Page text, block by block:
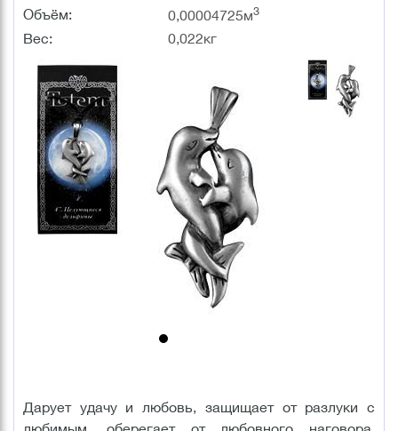
Объём:
0,00004725м3
Вес: 0,022кг
Дарует удачу и любовь, защищает от разлуки с